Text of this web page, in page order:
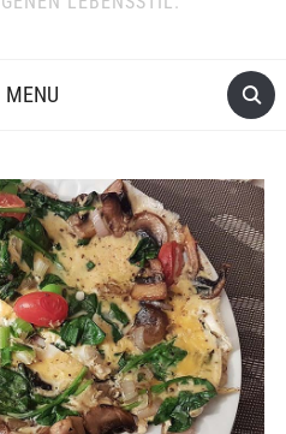
MENU